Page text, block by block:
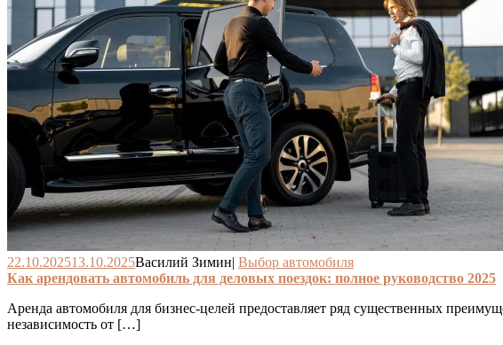
22.10.202513.10.2025Василий Зимин| Выбор автомобиля
Как арендовать автомобиль для деловых поездок: полное руководство 2025
Аренда автомобиля для бизнес-целей предоставляет ряд существенных
независимость от […]